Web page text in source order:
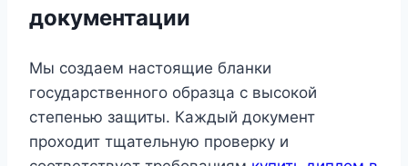
документации
Мы создаем настоящие бланки
государственного образца с высокой
степенью защиты. Каждый документ
проходит тщательную проверку и